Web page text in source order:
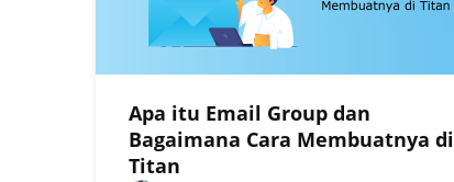
Apa itu Email Group dan
Bagaimana Cara Membuatnya di
Titan